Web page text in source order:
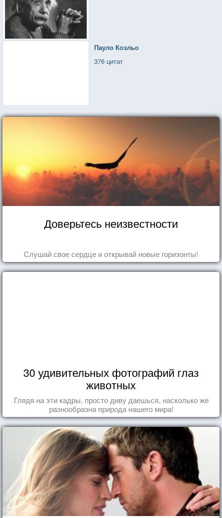
Пауло Коэльо
376 цитат
Доверьтесь неизвестности
Слушай свое сердце и открывай новые горизонты!
30 удивительных фотографий глаз
животных
Глядя на эти кадры, просто диву даешься, насколько же
разнообразна природа нашего мира!